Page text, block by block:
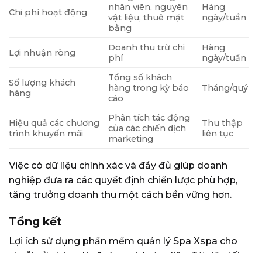
Chi phí hoạt động
nhân viên, nguyên
vật liệu, thuê mặt
bằng
Hàng
ngày/tuần
Lợi nhuận ròng
Doanh thu trừ chi
phí
Hàng
ngày/tuần
Số lượng khách
hàng
Tổng số khách
hàng trong kỳ báo
cáo
Tháng/quý
Hiệu quả các chương
trình khuyến mãi
Phân tích tác động
của các chiến dịch
marketing
Thu thập
liên tục
Việc có dữ liệu chính xác và đầy đủ giúp doanh
nghiệp đưa ra các quyết định chiến lược phù hợp,
tăng trưởng doanh thu một cách bền vững hơn.
Tổng kết
Lợi ích sử dụng phần mềm quản lý Spa Xspa cho